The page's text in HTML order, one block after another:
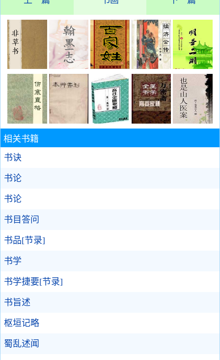
相关书籍
书诀
书论
书论
书目答问
书品[节录]
书学
书学捷要[节录]
书旨述
枢垣记略
蜀乱述闻